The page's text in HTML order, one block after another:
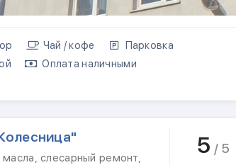
Чай / кофе
Парковка
Оплата наличными
слесарный ремонт,
5 / 5